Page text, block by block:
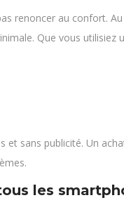
renoncer au confort.
Que vous
sans publicité. Un
les